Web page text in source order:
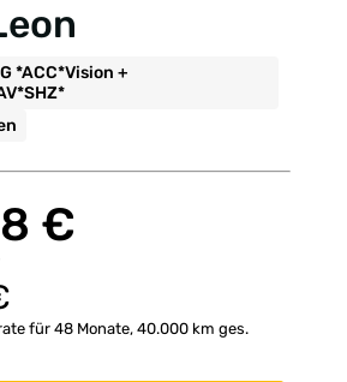
*ACC*Vision +
€
für 48 Monate, 40.000 km ges.